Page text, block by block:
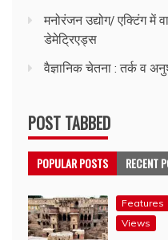
मनोरंजन उद्योग/ एक्टिंग में
डेमेट्रिएड्स
वैज्ञानिक चेतना : तर्क व
POST TABBED
POPULAR POSTS RECENT
Features
Views